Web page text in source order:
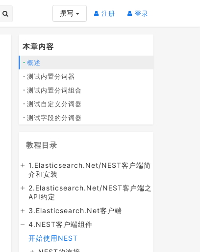
撰写 注册 (current)
登录
本章内容
概述
测试内置分词器
测试内置分词组合
测试自定义分词器
测试字段的分词器
教程目录
1.Elasticsearch.Net/NEST客户端简
介和安装
2.Elasticsearch.Net/NEST客户端之
API约定
3.Elasticsearch.Net客户端
4.NEST客户端组件
开始使用NEST